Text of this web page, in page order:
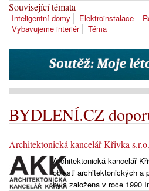
Související témata
Inteligentní domy Elektroinstalace
Vybavujeme interiér
Téma
BYDLENÍ.CZ
Architektonická kancelář Křivka s.r.o.
Architektonická kancelář
oblasti architektonických a
byla založena v roce 1990